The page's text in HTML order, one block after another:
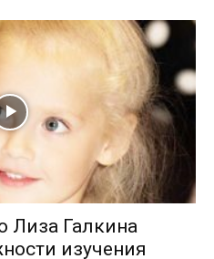
Лиза Галкина
изучения